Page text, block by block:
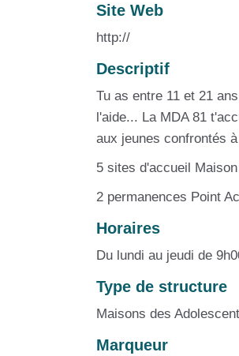
Site Web
http://
Descriptif
Tu as entre 11 et 21
l'aide... La MDA 81
aux jeunes confrontés
5 sites d'accueil
2 permanences Point
Horaires
Du lundi au jeudi de
Type de structure
Maisons des
Marqueur